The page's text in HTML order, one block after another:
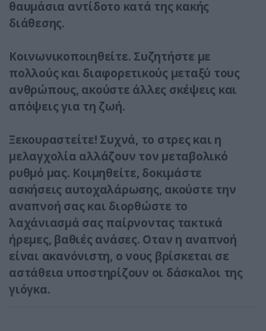
θαυμάσια αντίδοτο κατά της κακής
διάθεσης.
Κοινωνικοποιηθείτε. Συζητήστε με
πολλούς και διαφορετικούς μεταξύ τους
ανθρώπους, ακούστε άλλες σκέψεις και
απόψεις για τη ζωή.
Ξεκουραστείτε! Συχνά, το στρες και η
μελαγχολία αλλάζουν τον μεταβολικό
ρυθμό μας. Κοιμηθείτε, δοκιμάστε
ασκήσεις αυτοχαλάρωσης, ακούστε την
αναπνοή σας και διορθώστε το
λαχάνιασμά σας παίρνοντας τακτικά
ήρεμες, βαθιές ανάσες. Οταν η αναπνοή
είναι ακανόνιστη, ο νους βρίσκεται σε
αστάθεια υποστηρίζουν οι δάσκαλοι της
γιόγκα.